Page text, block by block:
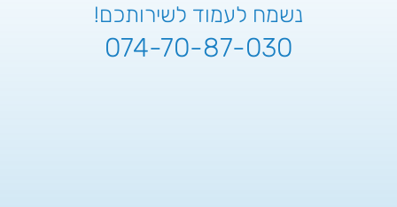
נשמח לעמוד לשירותכם!
074-70-87-030